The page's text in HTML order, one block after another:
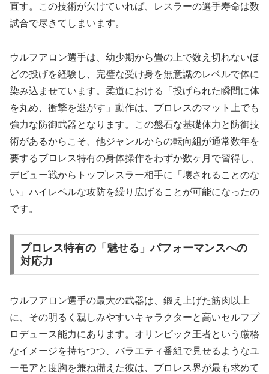
直す。この技術が欠けていれば、レスラーの選手寿命は数
試合で尽きてしまいます。
ウルフアロン選手は、幼少期から畳の上で数え切れないほ
どの投げを経験し、完璧な受け身を無意識のレベルで体に
染み込ませています。柔道における「投げられた瞬間に体
を丸め、衝撃を逃がす」動作は、プロレスのマット上でも
強力な防御武器となります。この盤石な基礎体力と防御技
術があるからこそ、他ジャンルからの転向組が通常数年を
要するプロレス特有の身体操作をわずか数ヶ月で習得し、
デビュー戦からトップレスラー相手に「壊されることのな
い」ハイレベルな攻防を繰り広げることが可能になったの
です。
プロレス特有の「魅せる」パフォーマンスへの
対応力
ウルフアロン選手の最大の武器は、鍛え上げた筋肉以上
に、その明るく親しみやすいキャラクターと高いセルフプ
ロデュース能力にあります。オリンピック王者という厳格
なイメージを持ちつつ、バラエティ番組で見せるようなユ
ーモアと度胸を兼ね備えた彼は、プロレス界が最も求めて